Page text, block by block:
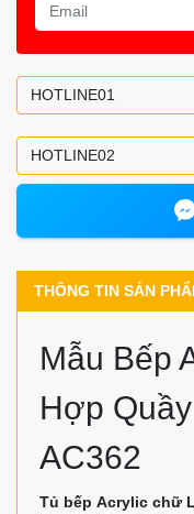
HOTLINE01
HOTLINE02
THÔNG TIN SẢN
Mẫu Bếp
Hợp
AC362
Tủ bếp Acrylic chữ